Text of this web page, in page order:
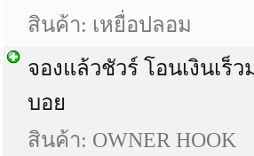
สินค้า: เหยื่อปลอม
จองแล้วชัวร์ โอนเงินเร็
บอย
สินค้า: OWNER HOOK